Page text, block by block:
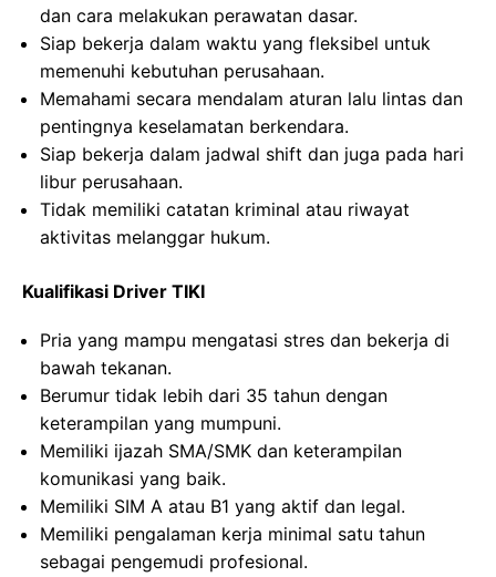
dan cara melakukan perawatan dasar.
Siap bekerja dalam waktu yang fleksibel untuk
memenuhi kebutuhan perusahaan.
Memahami secara mendalam aturan lalu lintas dan
pentingnya keselamatan berkendara.
Siap bekerja dalam jadwal shift dan juga pada hari
libur perusahaan.
Tidak memiliki catatan kriminal atau riwayat
aktivitas melanggar hukum.
Kualifikasi Driver TIKI
Pria yang mampu mengatasi stres dan bekerja di
bawah tekanan.
Berumur tidak lebih dari 35 tahun dengan
keterampilan yang mumpuni.
Memiliki ijazah SMA/SMK dan keterampilan
komunikasi yang baik.
Memiliki SIM A atau B1 yang aktif dan legal.
Memiliki pengalaman kerja minimal satu tahun
sebagai pengemudi profesional.